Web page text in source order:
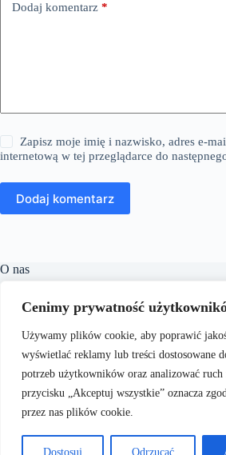
Cenimy prywatność
Używamy plików cookie, aby poprawić
wyświetlać reklamy lub treści dostosowane
potrzeb użytkowników oraz analizować
przycisku „Akceptuj wszystkie” oznacza
przez nas plików cookie.
Dostosuj Odrzucać
Dodaj komentarz *
Zapisz moje imię i nazwisko, adres e-
internetową w tej przeglądarce do
Dodaj komentarz
O nas
wachlarz treści z różnych dziedzin, takich
dostarczanie czytelnikom wartościowych i
materiałów, które wspierają ich rozwój
Dbamy o to, aby nasze artykuły były
dla każdego, niezależnie od poziomu
zakresie.
Copyright © 2026 - Linguacast.pl